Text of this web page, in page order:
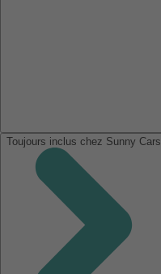
Toujours inclus chez Sunny Cars